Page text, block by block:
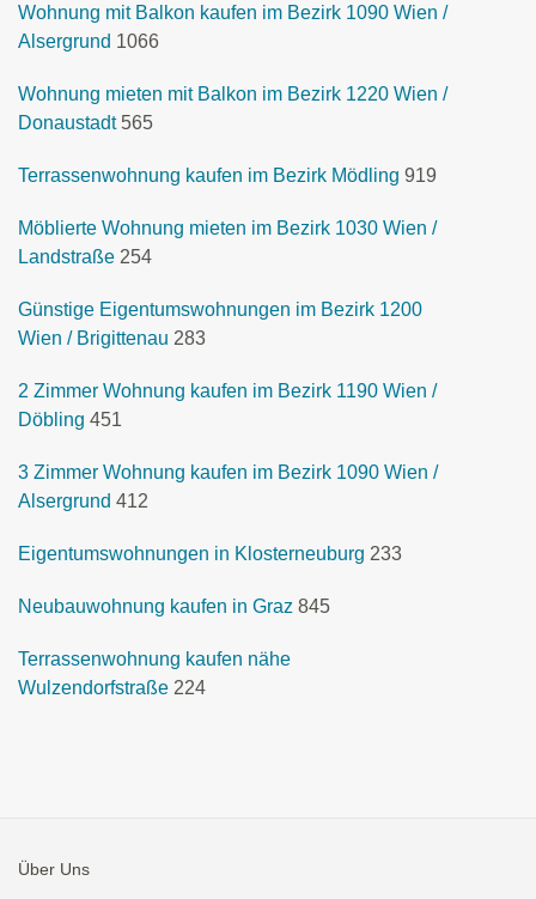
Wohnung mit Balkon kaufen im Bezirk 1090 Wien /
Alsergrund 1066
Wohnung mieten mit Balkon im Bezirk 1220 Wien /
Donaustadt 565
Terrassenwohnung kaufen im Bezirk Mödling 919
Möblierte Wohnung mieten im Bezirk 1030 Wien /
Landstraße 254
Günstige Eigentumswohnungen im Bezirk 1200
Wien / Brigittenau 283
2 Zimmer Wohnung kaufen im Bezirk 1190 Wien /
Döbling 451
3 Zimmer Wohnung kaufen im Bezirk 1090 Wien /
Alsergrund 412
Eigentumswohnungen in Klosterneuburg 233
Neubauwohnung kaufen in Graz 845
Terrassenwohnung kaufen nähe
Wulzendorfstraße 224
Über Uns